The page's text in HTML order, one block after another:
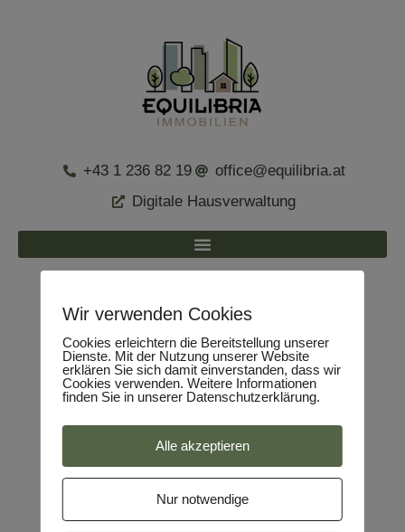
+43 1 236 82 19
office@equilibria.at
Digitale Hausverwaltung
Wir verwenden Cookies
Cookies erleichtern die Bereitstellung unserer
Dienste. Mit der Nutzung unserer Website
erklären Sie sich damit einverstanden, dass wir
Cookies verwenden. Weitere Informationen
finden Sie in unserer Datenschutzerklärung.
Alle akzeptieren
Nur notwendige